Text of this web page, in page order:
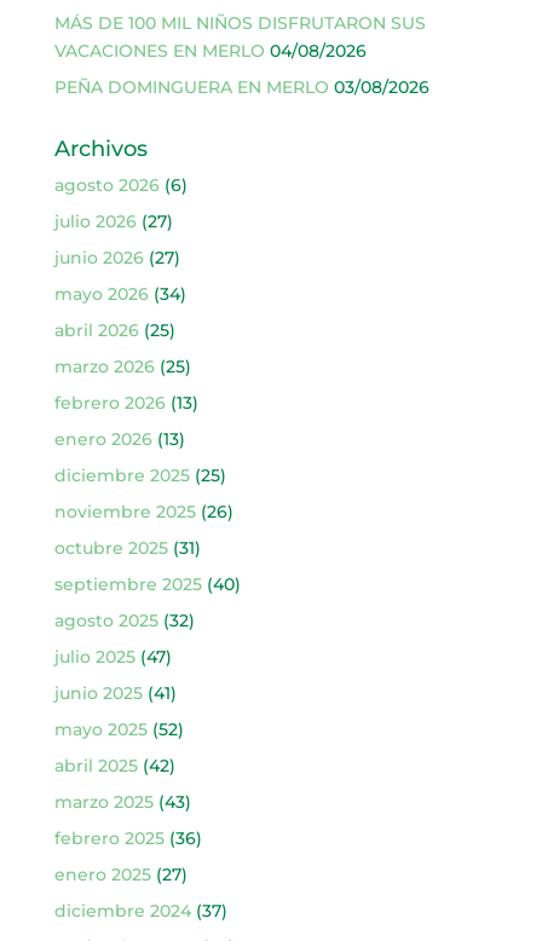
MÁS DE 100 MIL NIÑOS DISFRUTARON SUS
VACACIONES EN MERLO 04/08/2026
PEÑA DOMINGUERA EN MERLO 03/08/2026
Archivos
agosto 2026(6)
julio 2026(27)
junio 2026(27)
mayo 2026(34)
abril 2026(25)
marzo 2026(25)
febrero 2026(13)
enero 2026(13)
diciembre 2025(25)
noviembre 2025(26)
octubre 2025(31)
septiembre 2025(40)
agosto 2025(32)
julio 2025(47)
junio 2025(41)
mayo 2025(52)
abril 2025(42)
marzo 2025(43)
febrero 2025(36)
enero 2025(27)
diciembre 2024(37)